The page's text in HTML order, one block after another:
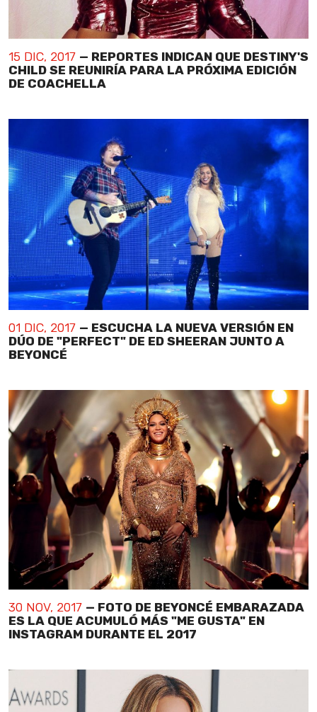
15 DIC, 2017 — REPORTES INDICAN QUE DESTINY'S
CHILD SE REUNIRÍA PARA LA PRÓXIMA EDICIÓN
DE COACHELLA
01 DIC, 2017 — ESCUCHA LA NUEVA VERSIÓN EN
DÚO DE "PERFECT" DE ED SHEERAN JUNTO A
BEYONCÉ
30 NOV, 2017 — FOTO DE BEYONCÉ EMBARAZADA
ES LA QUE ACUMULÓ MÁS "ME GUSTA" EN
INSTAGRAM DURANTE EL 2017